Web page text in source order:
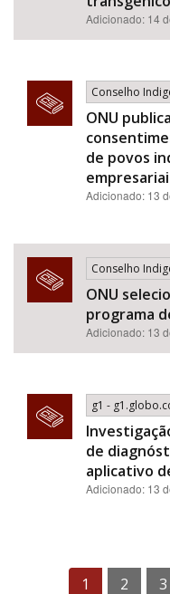
Adicionado: 14
Conselho
ONU
de povos
Adicionado: 13
Conselho
ONU
programa
Adicionado: 13
g1 -
de
aplicativo
Adicionado: 13
1 2 3